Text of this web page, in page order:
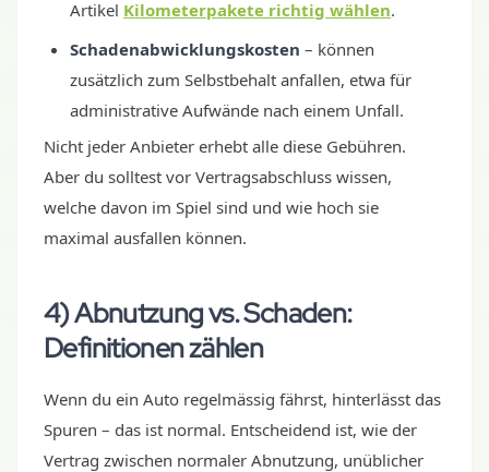
Artikel Kilometerpakete richtig wählen.
Schadenabwicklungskosten – können
zusätzlich zum Selbstbehalt anfallen, etwa für
administrative Aufwände nach einem Unfall.
Nicht jeder Anbieter erhebt alle diese Gebühren.
Aber du solltest vor Vertragsabschluss wissen,
welche davon im Spiel sind und wie hoch sie
maximal ausfallen können.
4) Abnutzung vs. Schaden:
Definitionen zählen
Wenn du ein Auto regelmässig fährst, hinterlässt das
Spuren – das ist normal. Entscheidend ist, wie der
Vertrag zwischen normaler Abnutzung, unüblicher